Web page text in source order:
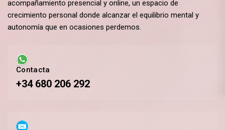
acompañamiento presencial y online, un espacio de
crecimiento personal donde alcanzar el equilibrio mental y
autonomía que en ocasiones perdemos.
Contacta
+34 680 206 292